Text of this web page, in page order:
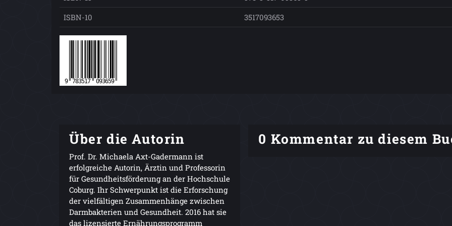
ISBN-10
3517093653
Über die Autorin
Prof. Dr. Michaela Axt-Gadermann ist
erfolgreiche Autorin, Ärztin und Professorin
für Gesundheitsförderung an der Hochschule
Coburg. Ihr Schwerpunkt ist die Erforschung
der vielfältigen Zusammenhänge zwischen
Darmbakterien und Gesundheit. 2016 hat sie
das lizensierte Ernährungsprogramm
0 Kommentar zu diesem